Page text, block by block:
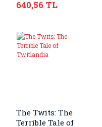
640,56 TL
The Twits: The
Terrible Tale of